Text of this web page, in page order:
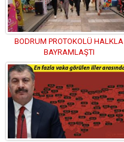
BODRUM PROTOKOLÜ HALKLA
BAYRAMLAŞTI